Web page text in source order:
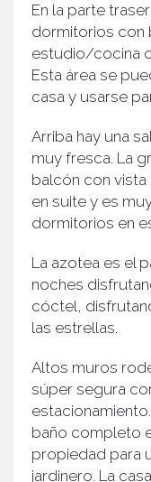
En la parte
dormitorios con
estudio/cocina
Esta área se
casa y usarse
Arriba hay una
muy fresca. La
balcón con vista
en suite y es
dormitorios en
La azotea es el
noches
cóctel,
las estrellas.
Altos muros
súper segura
baño completo
propiedad para
jardinero. La